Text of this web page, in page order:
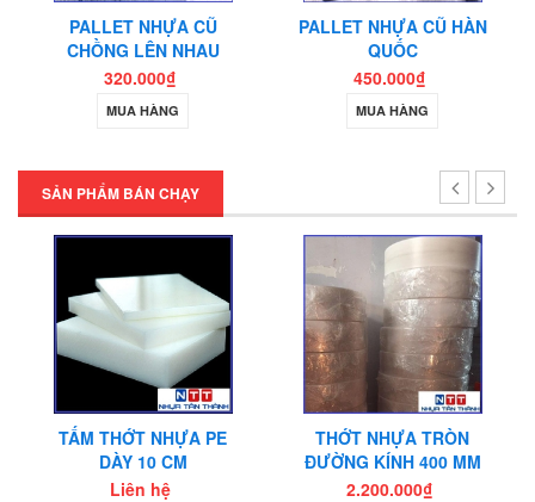
Thớt nhựa làm băng tải
PALLET NHỰA CŨ
CHỒNG LÊN NHAU
320.000₫
MUA HÀNG
PALLET NHỰA CŨ HÀN
QUỐC
450.000₫
MUA HÀNG
SẢN PHẨM BÁN CHẠY
TẤM THỚT NHỰA PE
DÀY 10 CM
Liên hệ
THỚT NHỰA TRÒN
ĐƯỜNG KÍNH 400 MM
2.200.000₫